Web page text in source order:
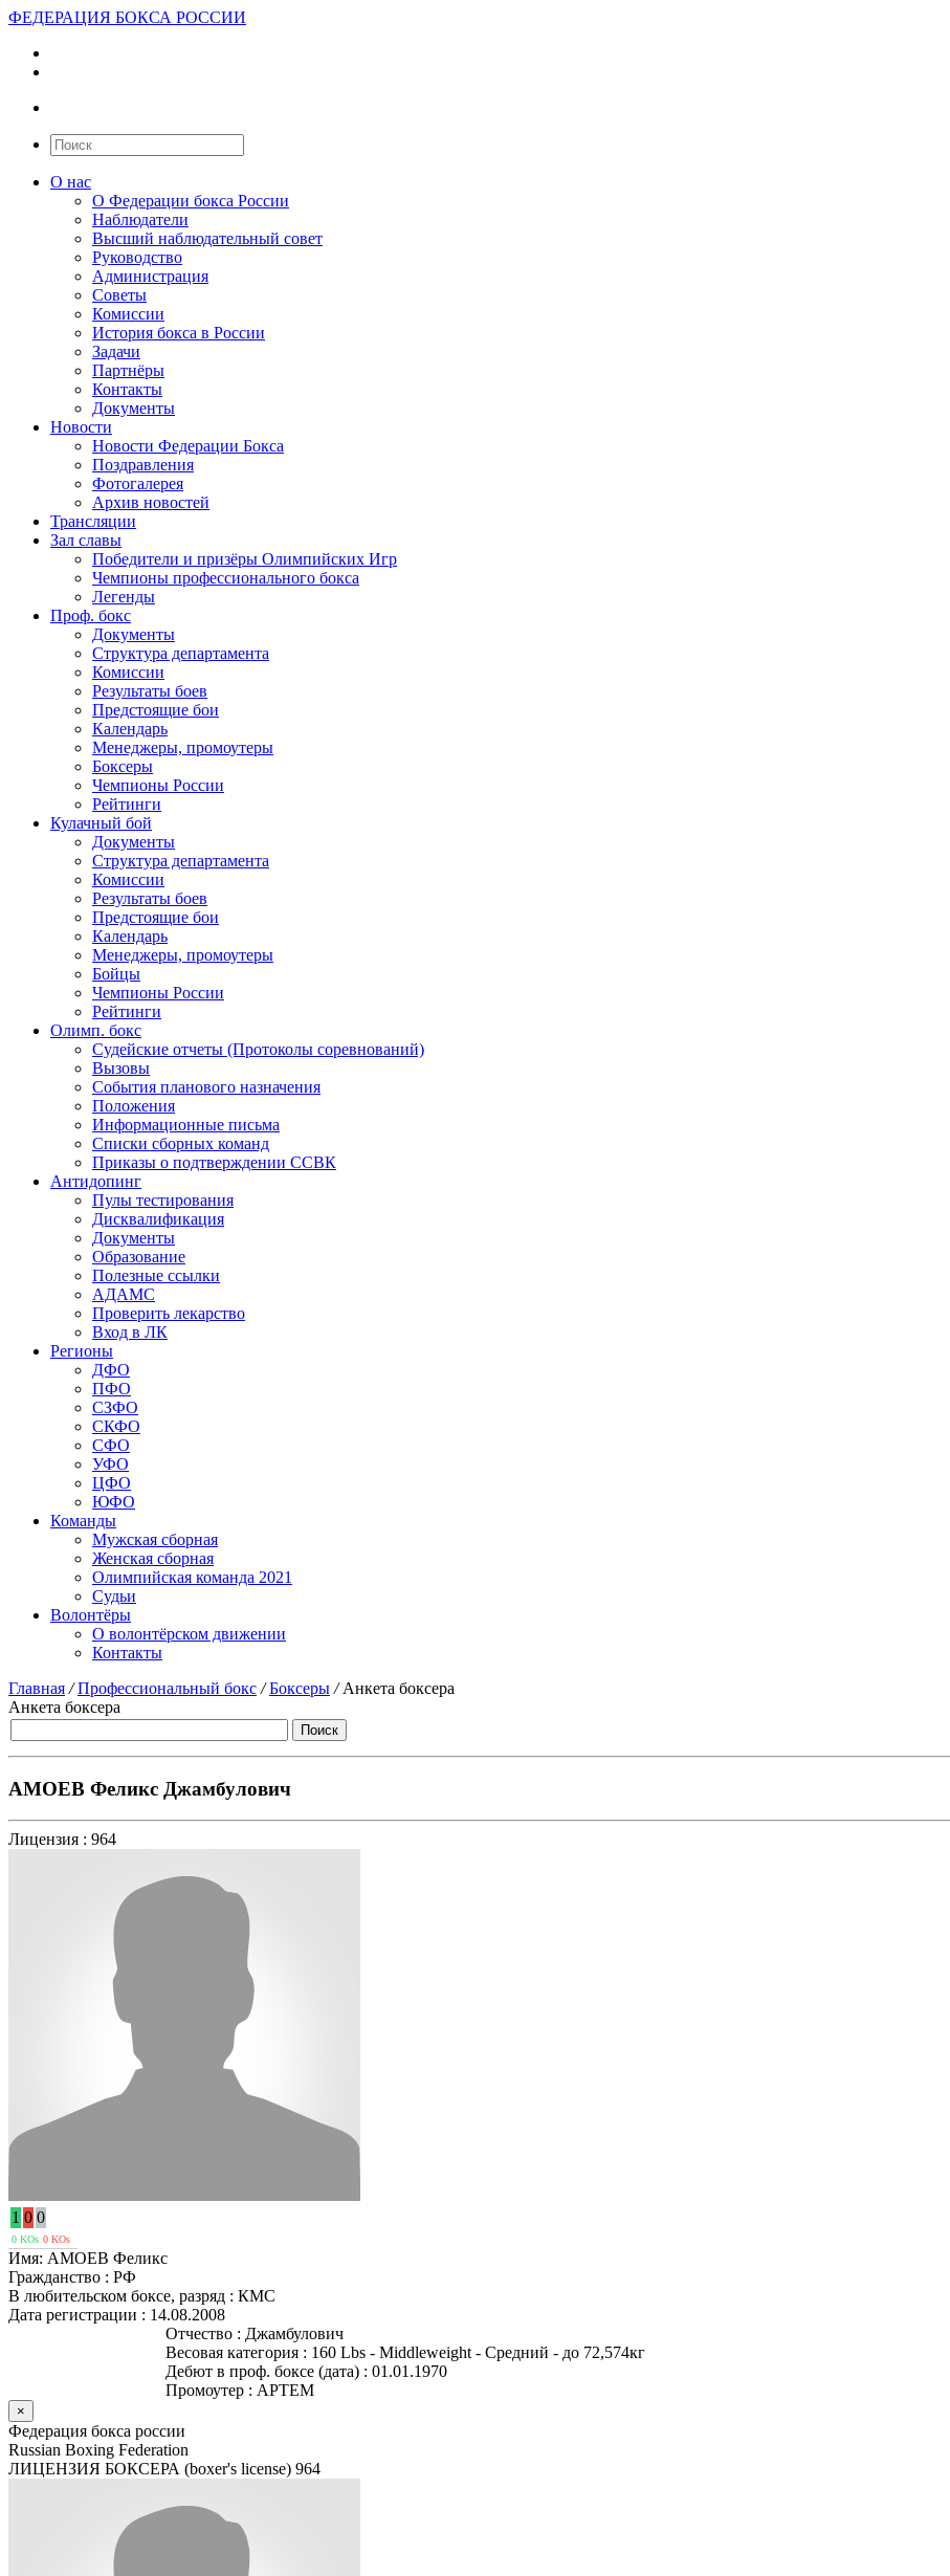
ФЕДЕРАЦИЯ БОКСА РОССИИ
О нас
О Федерации бокса России
Наблюдатели
Высший наблюдательный совет
Руководство
Администрация
Советы
Комиссии
История бокса в России
Задачи
Партнёры
Контакты
Документы
Новости
Новости Федерации Бокса
Поздравления
Фотогалерея
Архив новостей
Трансляции
Зал славы
Победители и призёры Олимпийских Игр
Чемпионы профессионального бокса
Легенды
Проф. бокс
Документы
Структура департамента
Комиссии
Результаты боев
Предстоящие бои
Календарь
Менеджеры, промоутеры
Боксеры
Чемпионы России
Рейтинги
Кулачный бой
Документы
Структура департамента
Комиссии
Результаты боев
Предстоящие бои
Календарь
Менеджеры, промоутеры
Бойцы
Чемпионы России
Рейтинги
Олимп. бокс
Судейские отчеты (Протоколы соревнований)
Вызовы
События планового назначения
Положения
Информационные письма
Списки сборных команд
Приказы о подтверждении ССВК
Антидопинг
Пулы тестирования
Дисквалификация
Документы
Образование
Полезные ссылки
АДАМС
Проверить лекарство
Вход в ЛК
Регионы
ДФО
ПФО
СЗФО
СКФО
СФО
УФО
ЦФО
ЮФО
Команды
Мужская сборная
Женская сборная
Олимпийская команда 2021
Судьи
Волонтёры
О волонтёрском движении
Контакты
Главная / Профессиональный бокс / Боксеры /Анкета боксера
Анкета боксера
АМОЕВ Феликс Джамбулович
Лицензия : 964
1 0 0
0 KOs 0 KOs
Имя: АМОЕВ Феликс
Гражданство : РФ
В любительском боксе, разряд : КМС
Дата регистрации : 14.08.2008
Отчество : Джамбулович
Весовая категория : 160 Lbs - Middleweight - Средний - до 72,574кг
Дебют в проф. боксе (дата) : 01.01.1970
Промоутер : АРТЕМ
×
Федерация бокса россии
Russian Boxing Federation
ЛИЦЕНЗИЯ БОКСЕРА (boxer's license) 964